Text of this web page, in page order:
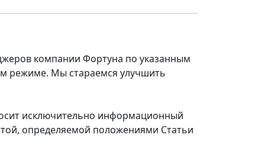
компании Фортуна по указанным
режиме. Мы стараемся улучшить
исключительно информационный
определяемой положениями Статьи